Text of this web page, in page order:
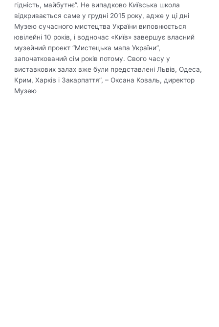
гідність, майбутнє”. Не випадково Київська школа
відкривається саме у грудні 2015 року, адже у ці дні
Музею сучасного мистецтва України виповнюється
ювілейні 10 років, і водночас «Київ» завершує власний
музейний проект “Мистецька мапа України”,
започаткований сім років потому. Свого часу у
виставкових залах вже були представлені Львів, Одеса,
Крим, Харків і Закарпаття”, – Оксана Коваль, директор
Музею